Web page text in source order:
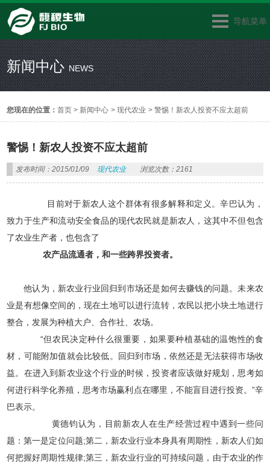
导航菜单
新闻中心NEWS
您现在的位置：首页 > 新闻中心 >现代农业 >警惕！新农人投资不应太超前
警惕！新农人投资不应太超前
发布时间：2015/01/09 现代农业 浏览次数：2161
目前对于新农人这个群体有很多解释和定义。辛巴认为，
致力于生产和流动安全食品的现代农民就是新农人，这其中不但包含
了农业生产者，也包含了
农产品流通者，和一些跨界投资者。
他认为，新农业行业回归到市场还是如何去赚钱的问题。未来农
业是有想像空间的，现在土地可以进行流转，农民以把小块土地进行
整合，发展为种植大户、合作社、农场。
“但农民决定种什么很重要，如果要种植基础的温饱性的食
材，可能附加值就会比较低。回归到市场，依然还是无法获得市场收
益。在进入到新农业这个行业的时候，投资者应该做好规划，思考如
何进行科学化养殖，思考市场赢利点在哪里，不能盲目进行投资。”辛
巴表示。
黄德钧认为，目前新农人在生产经营过程中遇到一些问
题：第一是定位问题;第二，新农业行业本身具有周期性，新农人们如
何把握好周期性规律;第三，新农业行业的可持续问题，由于农业的作